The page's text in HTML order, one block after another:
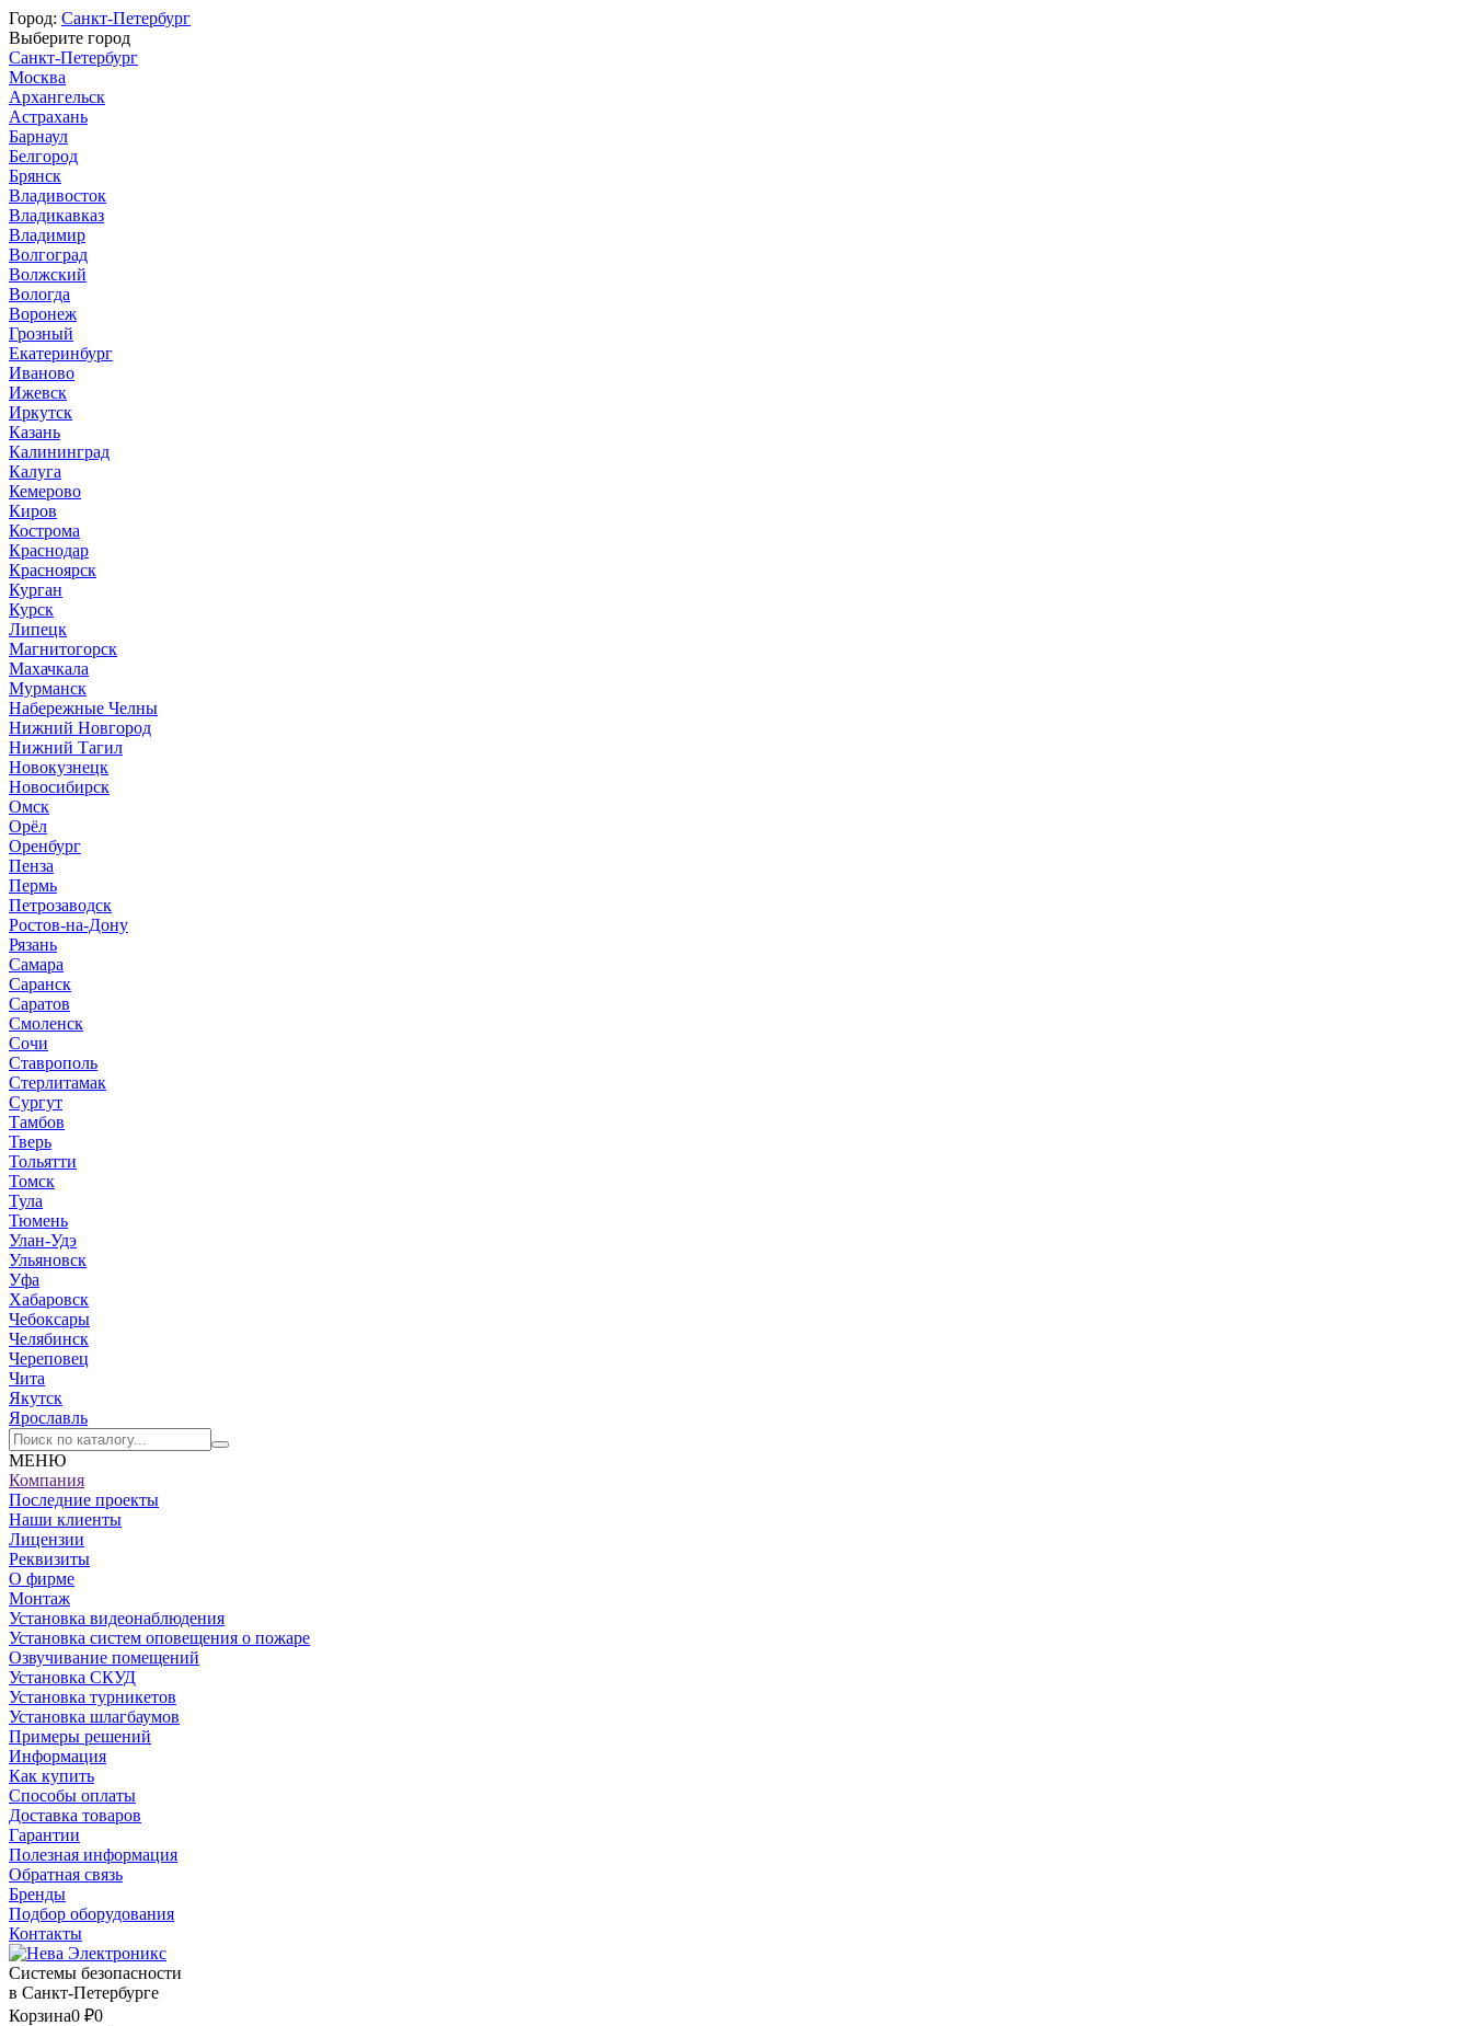
Город: Санкт-Петербург
Выберите город
Санкт-Петербург
Москва
Архангельск
Астрахань
Барнаул
Белгород
Брянск
Владивосток
Владикавказ
Владимир
Волгоград
Волжский
Вологда
Воронеж
Грозный
Екатеринбург
Иваново
Ижевск
Иркутск
Казань
Калининград
Калуга
Кемерово
Киров
Кострома
Краснодар
Красноярск
Курган
Курск
Липецк
Магнитогорск
Махачкала
Мурманск
Набережные Челны
Нижний Новгород
Нижний Тагил
Новокузнецк
Новосибирск
Омск
Орёл
Оренбург
Пенза
Пермь
Петрозаводск
Ростов-на-Дону
Рязань
Самара
Саранск
Саратов
Смоленск
Сочи
Ставрополь
Стерлитамак
Сургут
Тамбов
Тверь
Тольятти
Томск
Тула
Тюмень
Улан-Удэ
Ульяновск
Уфа
Хабаровск
Чебоксары
Челябинск
Череповец
Чита
Якутск
Ярославль
МЕНЮ
Компания
Последние проекты
Наши клиенты
Лицензии
Реквизиты
О фирме
Монтаж
Установка видеонаблюдения
Установка систем оповещения о пожаре
Озвучивание помещений
Установка СКУД
Установка турникетов
Установка шлагбаумов
Примеры решений
Информация
Как купить
Способы оплаты
Доставка товаров
Гарантии
Полезная информация
Обратная связь
Бренды
Подбор оборудования
Контакты
Системы безопасности
в Санкт-Петербурге
Корзина0 ₽0